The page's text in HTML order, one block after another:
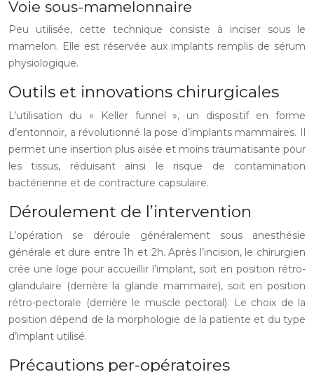
Voie sous-mamelonnaire
Peu utilisée, cette technique consiste à inciser sous le
mamelon. Elle est réservée aux implants remplis de sérum
physiologique.
Outils et innovations chirurgicales
L’utilisation du « Keller funnel », un dispositif en forme
d’entonnoir, a révolutionné la pose d’implants mammaires. Il
permet une insertion plus aisée et moins traumatisante pour
les tissus, réduisant ainsi le risque de contamination
bactérienne et de contracture capsulaire.
Déroulement de l’intervention
L’opération se déroule généralement sous anesthésie
générale et dure entre 1h et 2h. Après l’incision, le chirurgien
crée une loge pour accueillir l’implant, soit en position rétro-
glandulaire (derrière la glande mammaire), soit en position
rétro-pectorale (derrière le muscle pectoral). Le choix de la
position dépend de la morphologie de la patiente et du type
d’implant utilisé.
Précautions per-opératoires